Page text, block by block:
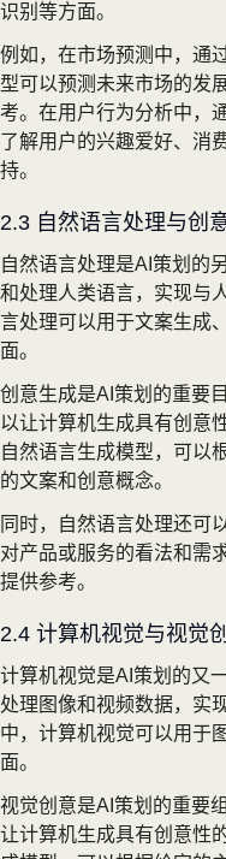
识别等方面。
例如，在市场预测中，通
型可以预测未来市场的发
考。在用户行为分析中，
了解用户的兴趣爱好、消
持。
2.3 自然语言处理与创
自然语言处理是AI策划的
和处理人类语言，实现与
言处理可以用于文案生成
面。
创意生成是AI策划的重要
以让计算机生成具有创意
自然语言生成模型，可以
的文案和创意概念。
同时，自然语言处理还可
对产品或服务的看法和需
提供参考。
2.4 计算机视觉与视觉
计算机视觉是AI策划的又
处理图像和视频数据，实
中，计算机视觉可以用于
面。
视觉创意是AI策划的重要
让计算机生成具有创意性